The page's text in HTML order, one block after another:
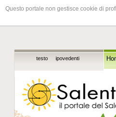
Questo portale non gestisce cookie di
testo ipovedenti